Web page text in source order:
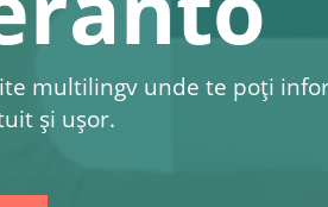
multilingv unde te poți
şi uşor.